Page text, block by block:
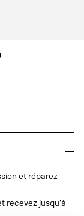
et réparez
recevez jusqu'à